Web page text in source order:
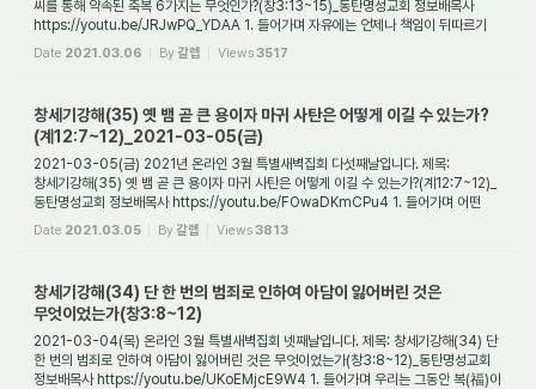
씨를 통해 약속된 축복 6가지는 무엇인가?(창3:13~15)_동탄명성교회 정보배목사
https://youtu.be/JRJwPQ_YDAA 1. 들어가며 자유에는 언제나 책임이 뒤따르기
마련이다. 자유는 ...
Date 2021.03.06 By갈렙 Views3517
창세기강해(35) 옛 뱀 곧 큰 용이자 마귀 사탄은 어떻게 이길 수 있는가?
(계12:7~12)_2021-03-05(금)
2021-03-05(금) 2021년 온라인 3월 특별새벽집회 다섯째날입니다. 제목:
창세기강해(35) 옛 뱀 곧 큰 용이자 마귀 사탄은 어떻게 이길 수 있는가?(계12:7~12)_
동탄명성교회 정보배목사 https://youtu.be/FOwaDKmCPu4 1. 들어가며 어떤
사람이 이렇게 말했다고 ...
Date 2021.03.05 By갈렙 Views3813
창세기강해(34) 단 한 번의 범죄로 인하여 아담이 잃어버린 것은
무엇이었는가(창3:8~12)
2021-03-04(목) 온라인 3월 특별새벽집회 넷째날입니다. 제목: 창세기강해(34) 단
한 번의 범죄로 인하여 아담이 잃어버린 것은 무엇이었는가(창3:8~12)_동탄명성교회
정보배목사 https://youtu.be/UKoEMjcE9W4 1. 들어가며 우리는 그동안 복(福)이